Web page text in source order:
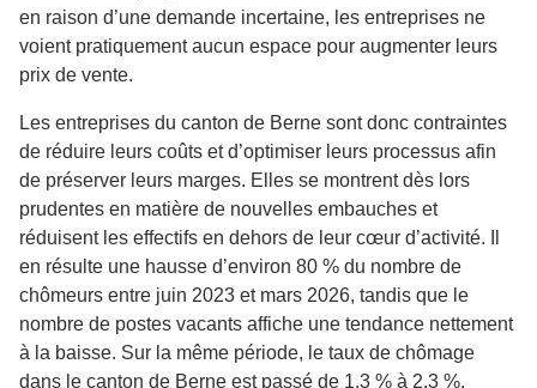
en raison d’une demande incertaine, les entreprises ne
voient pratiquement aucun espace pour augmenter leurs
prix de vente.
Les entreprises du canton de Berne sont donc contraintes
de réduire leurs coûts et d’optimiser leurs processus afin
de préserver leurs marges. Elles se montrent dès lors
prudentes en matière de nouvelles embauches et
réduisent les effectifs en dehors de leur cœur d’activité. Il
en résulte une hausse d’environ 80 % du nombre de
chômeurs entre juin 2023 et mars 2026, tandis que le
nombre de postes vacants affiche une tendance nettement
à la baisse. Sur la même période, le taux de chômage
dans le canton de Berne est passé de 1,3 % à 2,3 %.